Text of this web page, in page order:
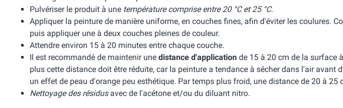
Pulvériser le produit à une température comprise entre 20 °C et 25 °C.
Appliquer la peinture de manière uniforme, en couches fines, afin d'éviter les coulures.
puis appliquer une à deux couches pleines de couleur.
Attendre environ 15 à 20 minutes entre chaque couche.
Il est recommandé de maintenir une distance d'application de 15 à 20 cm de la surface
plus cette distance doit être réduite, car la peinture a tendance à sécher dans l'air avant
un effet de peau d'orange peu esthétique. Par temps plus froid, une distance de 20 à 25
Nettoyage des résidusavec de l'acétone et/ou du diluant nitro.